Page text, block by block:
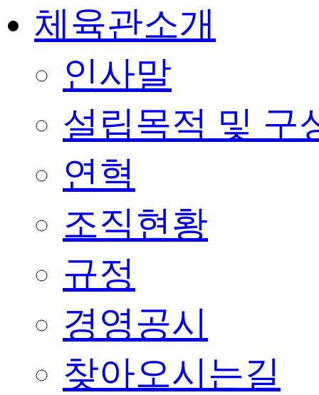
체육관소개
인사말
설립목적 및 구
연혁
조직현황
규정
경영공시
찾아오시는길